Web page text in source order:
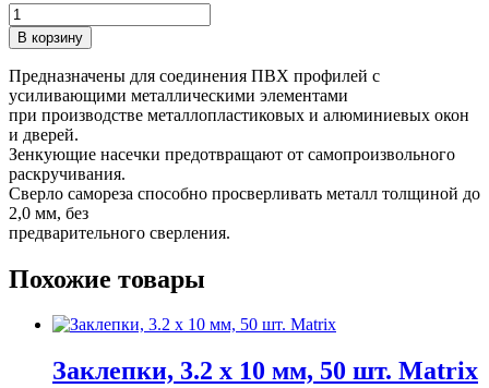
Количество
товара
Саморез
для
ОКОННОГО
профиля
3,9
х
16
мм
со
сверлом
шлиц
Ph2
ЖЕЛТЫЙ
В корзину
Предназначены для соединения ПВХ профилей с
усиливающими металлическими элементами
при производстве металлопластиковых и алюминиевых окон
и дверей.
Зенкующие насечки предотвращают от самопроизвольного
раскручивания.
Сверло самореза способно просверливать металл толщиной до
2,0 мм, без
предварительного сверления.
Похожие товары
Заклепки, 3.2 х 10 мм, 50 шт. Matrix